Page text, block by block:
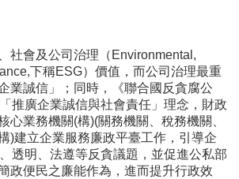
社會及公司治理（ Environmental,
,下稱ESG）價值，而公司治理最重
業誠信」；同時，《聯合國反貪腐公
推廣企業誠信與社會責任」理念，財政
心業務機關(構)(關務機關、稅務機關、
)建立企業服務廉政平臺工作，引導企
透明、法遵等反貪議題，並促進公私部
政便民之廉能作為，進而提升行政效